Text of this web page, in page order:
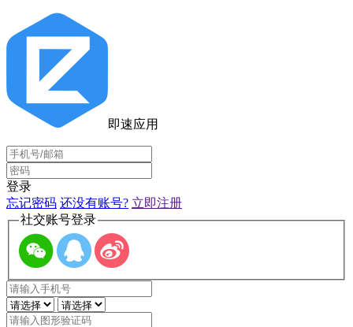
即速应用
登录
忘记密码 还没有账号? 立即注册
社交账号登录